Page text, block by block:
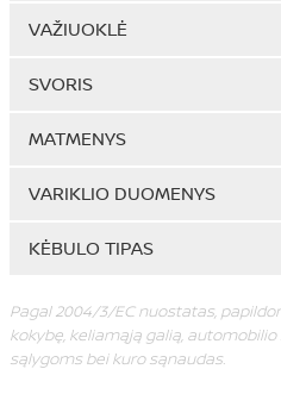
VAŽIUOKLĖ
SVORIS
MATMENYS
VARIKLIO DUOMENYS
KĖBULO TIPAS
Pagal 2004/3/EC nuostatas,
kokybę, keliamąją galią,
sąlygoms bei kuro sąnaudas.